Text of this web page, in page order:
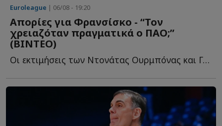
Euroleague | 06/08 - 19:20
Απορίες για Φρανσίσκο - “Τον
χρειαζόταν πραγματικά ο ΠΑΟ;”
(ΒΙΝΤΕΟ)
Oι εκτιμήσεις των Ντονάτας Ουρμπόνας και Γκίτις Μπλαζεβίτσιους γ...